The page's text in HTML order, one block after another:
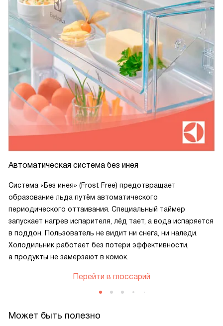
Автоматическая система без инея
Система «Без инея» (Frost Free) предотвращает
образование льда путём автоматического
периодического оттаивания. Специальный таймер
запускает нагрев испарителя, лёд тает, а вода испаряется
в поддон. Пользователь не видит ни снега, ни наледи.
Холодильник работает без потери эффективности,
а продукты не замерзают в комок.
Перейти в глоссарий
Может быть полезно